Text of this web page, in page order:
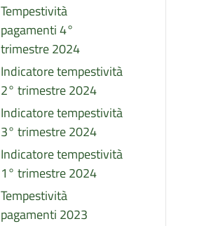
Tempestività
pagamenti 4°
trimestre 2024
Indicatore tempestività
2° trimestre 2024
Indicatore tempestività
3° trimestre 2024
Indicatore tempestività
1° trimestre 2024
Tempestività
pagamenti 2023